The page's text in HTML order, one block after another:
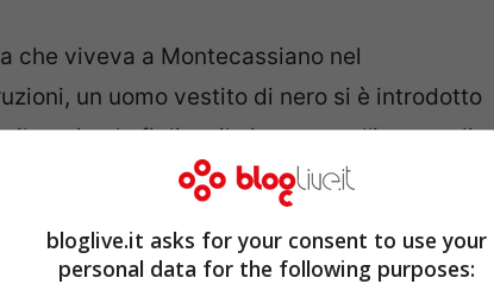
che viveva a Montecassiano nel
un uomo vestito di nero si è introdotto
marito, la figlia e il nipote, con l’intento di
i cani, non facendoli abbaiare, poi
un calzino in bocca e avrebbe chiuso in
bloglive.it asks for your consent to use your
personal data for the following purposes: